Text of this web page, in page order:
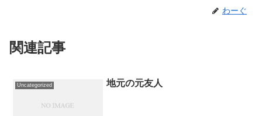
わーぐ
関連記事
Uncategorized 地元の元友人